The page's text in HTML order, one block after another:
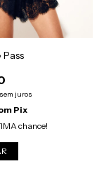
sem juros
Pix
chance!